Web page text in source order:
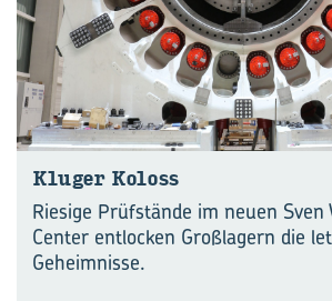
Klu­ger Ko­loss
Riesige Prüfstände im neuen Sven
Center entlocken Großlagern die
Geheimnisse.